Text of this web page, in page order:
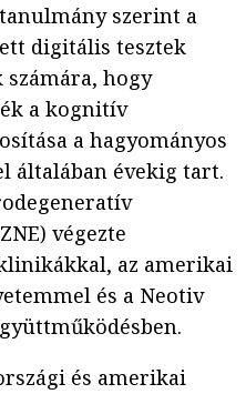
szerint a
digitális tesztek
hogy
a kognitív
a hagyományos
általában évekig tart.
végezte
az amerikai
és a Neotiv
és amerikai